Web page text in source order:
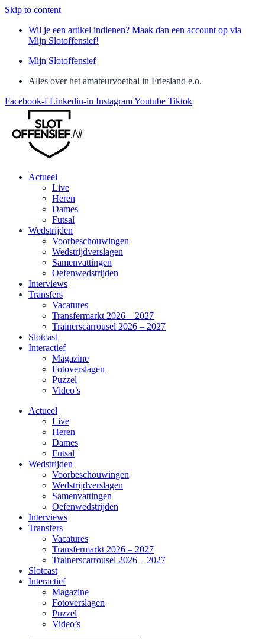
Skip to content
Wil je een artikel indienen? Maak dan een account op via
Mijn Slotoffensief!
Mijn Slotoffensief
Alles over het amateurvoetbal in Friesland e.o.
Facebook-f Linkedin-in InstagramYoutube Tiktok
Actueel
Live
Heren
Dames
Futsal
Wedstrijden
Voorbeschouwingen
Wedstrijdverslagen
Samenvattingen
Oefenwedstrijden
Interviews
Transfers
Vacatures
Transfermarkt 2026 – 2027
Trainerscarrousel 2026 – 2027
Slotcast
Interactief
Magazine
Fotoverslagen
Puzzel
Video’s
Actueel
Live
Heren
Dames
Futsal
Wedstrijden
Voorbeschouwingen
Wedstrijdverslagen
Samenvattingen
Oefenwedstrijden
Interviews
Transfers
Vacatures
Transfermarkt 2026 – 2027
Trainerscarrousel 2026 – 2027
Slotcast
Interactief
Magazine
Fotoverslagen
Puzzel
Video’s